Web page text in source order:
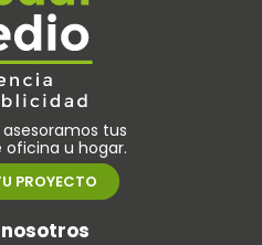
tus
u hogar.
PROYECTO